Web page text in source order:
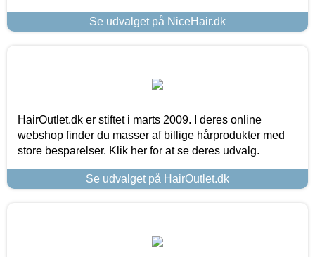
Se udvalget på NiceHair.dk
HairOutlet.dk er stiftet i marts 2009. I deres online
webshop finder du masser af billige hårprodukter med
store besparelser. Klik her for at se deres udvalg.
Se udvalget på HairOutlet.dk